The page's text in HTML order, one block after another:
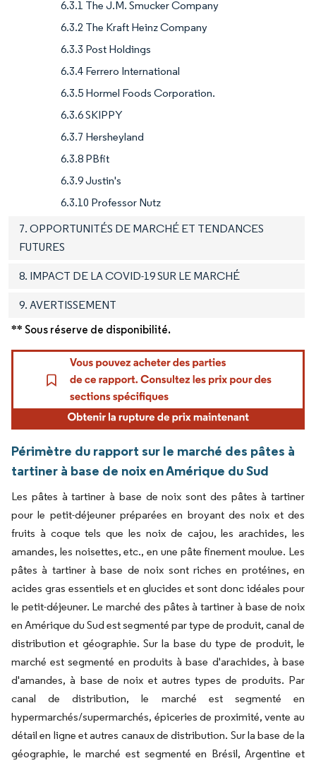
6.3.1 The J.M. Smucker Company
6.3.2 The Kraft Heinz Company
6.3.3 Post Holdings
6.3.4 Ferrero International
6.3.5 Hormel Foods Corporation.
6.3.6 SKIPPY
6.3.7 Hersheyland
6.3.8 PBfit
6.3.9 Justin's
6.3.10 Professor Nutz
7. OPPORTUNITÉS DE MARCHÉ ET TENDANCES
FUTURES
8. IMPACT DE LA COVID-19 SUR LE MARCHÉ
9. AVERTISSEMENT
** Sous réserve de disponibilité.
Périmètre du rapport sur le marché des pâtes à
tartiner à base de noix en Amérique du Sud
Les pâtes à tartiner à base de noix sont des pâtes à tartiner
pour le petit-déjeuner préparées en broyant des noix et des
fruits à coque tels que les noix de cajou, les arachides, les
amandes, les noisettes, etc., en une pâte finement moulue. Les
pâtes à tartiner à base de noix sont riches en protéines, en
acides gras essentiels et en glucides et sont donc idéales pour
le petit-déjeuner. Le marché des pâtes à tartiner à base de noix
en Amérique du Sud est segmenté par type de produit, canal de
distribution et géographie. Sur la base du type de produit, le
marché est segmenté en produits à base d'arachides, à base
d'amandes, à base de noix et autres types de produits. Par
canal de distribution, le marché est segmenté en
hypermarchés/supermarchés, épiceries de proximité, vente au
détail en ligne et autres canaux de distribution. Sur la base de la
géographie, le marché est segmenté en Brésil, Argentine et